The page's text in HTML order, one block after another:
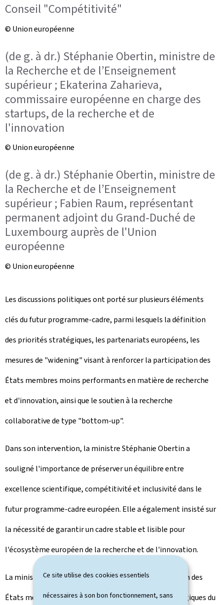
Ce site utilise des cookies essentiels
nécessaires à son bon fonctionnement, sans
Conseil "Compétitivité"
© Union européenne
(de g. à dr.) Stéphanie Obertin, ministre de
la Recherche et de l’Enseignement
supérieur ; Ekaterina Zaharieva,
commissaire européenne en charge des
startups, de la recherche et de
l'innovation
© Union européenne
(de g. à dr.) Stéphanie Obertin, ministre de
la Recherche et de l’Enseignement
supérieur ; Fabien Raum, représentant
permanent adjoint du Grand-Duché de
Luxembourg auprès de l'Union
européenne
© Union européenne
Les discussions politiques ont porté sur plusieurs éléments
clés du futur programme-cadre, parmi lesquels la définition
des priorités stratégiques, les partenariats européens, les
mesures de "widening" visant à renforcer la participation des
États membres moins performants en matière de recherche
et d'innovation, ainsi que le soutien à la recherche
collaborative de type "bottom-up".
Dans son intervention, la ministre Stéphanie Obertin a
souligné l'importance de préserver un équilibre entre
excellence scientifique, compétitivité et inclusivité dans le
futur programme-cadre européen. Elle a également insisté sur
la nécessité de garantir un cadre stable et lisible pour
l'écosystème européen de la recherche et de l'innovation.
La ministre a soutenu le renforcement de l'implication des
États membres dans la définition des priorités stratégiques du